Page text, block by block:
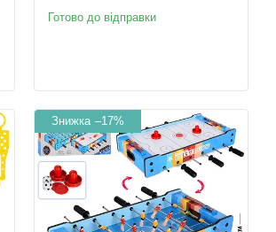
Готово до відправки
–17%